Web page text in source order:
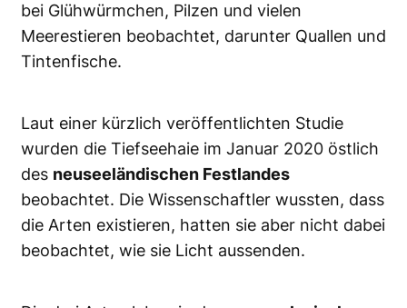
bei Glühwürmchen, Pilzen und vielen
Meerestieren beobachtet, darunter Quallen und
Tintenfische.
Laut einer kürzlich veröffentlichten Studie
wurden die Tiefseehaie im Januar 2020 östlich
des neuseeländischen Festlandes
beobachtet. Die Wissenschaftler wussten, dass
die Arten existieren, hatten sie aber nicht dabei
beobachtet, wie sie Licht aussenden.